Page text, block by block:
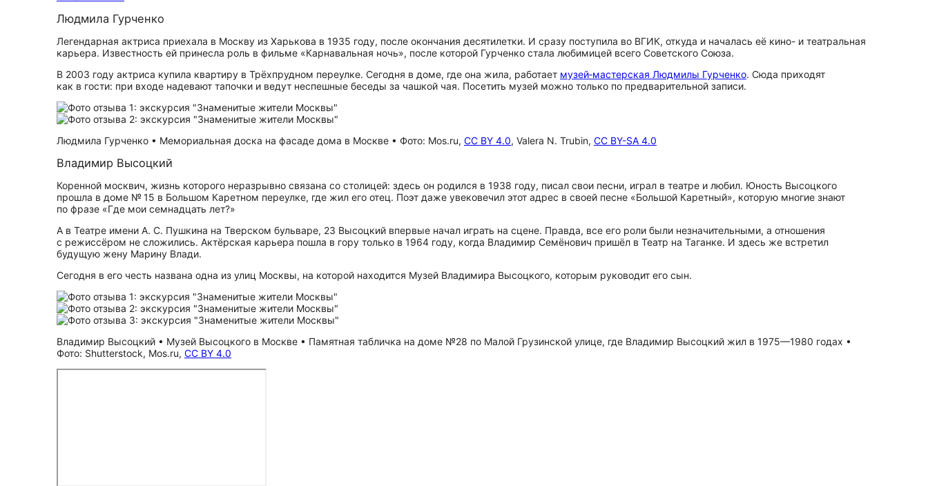
Людмила Гурченко
Легендарная актриса приехала в Москву из Харькова в 1935 году, после окончания десятилетки. И сразу поступила во ВГИК, откуда и началась её кино- и театральная
карьера. Известность ей принесла роль в фильме «Карнавальная ночь», после которой Гурченко стала любимицей всего Советского Союза.
В 2003 году актриса купила квартиру в Трёхпрудном переулке. Сегодня в доме, где она жила, работает музей‑мастерская Людмилы Гурченко. Сюда приходят
как в гости: при входе надевают тапочки и ведут неспешные беседы за чашкой чая. Посетить музей можно только по предварительной записи.
Людмила Гурченко • Мемориальная доска на фасаде дома в Москве • Фото: Mos.ru, CC BY 4.0, Valera N. Trubin, CC BY-SA 4.0
Владимир Высоцкий
Коренной москвич, жизнь которого неразрывно связана со столицей: здесь он родился в 1938 году, писал свои песни, играл в театре и любил. Юность Высоцкого
прошла в доме № 15 в Большом Каретном переулке, где жил его отец. Поэт даже увековечил этот адрес в своей песне «Большой Каретный», которую многие знают
по фразе «Где мои семнадцать лет?»
А в Театре имени А. С. Пушкина на Тверском бульваре, 23 Высоцкий впервые начал играть на сцене. Правда, все его роли были незначительными, а отношения
с режиссёром не сложились. Актёрская карьера пошла в гору только в 1964 году, когда Владимир Семёнович пришёл в Театр на Таганке. И здесь же встретил
будущую жену Марину Влади.
Сегодня в его честь названа одна из улиц Москвы, на которой находится Музей Владимира Высоцкого, которым руководит его сын.
Владимир Высоцкий • Музей Высоцкого в Москве • Памятная табличка на доме №28 по Малой Грузинской улице, где Владимир Высоцкий жил в 1975—1980 годах •
Фото: Shutterstock, Mos.ru, CC BY 4.0